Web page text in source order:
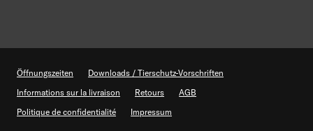
Contact
Öffnungszeiten
Downloads / Tierschutz-Vorschriften
Informations sur la livraison
Retours
AGB
Politique de confidentialité
Impressum